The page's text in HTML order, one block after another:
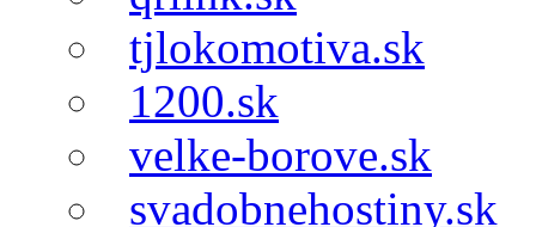
tjlokomotiva.sk
1200.sk
velke-borove.sk
svadobnehostiny.sk